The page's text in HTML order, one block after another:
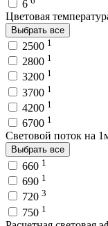
6
Цветовая
Выбрать все
2500 1
2800 1
3200 1
3700 1
4200 1
6700 1
Световой поток на
Выбрать все
660 1
690 1
720 3
750 1